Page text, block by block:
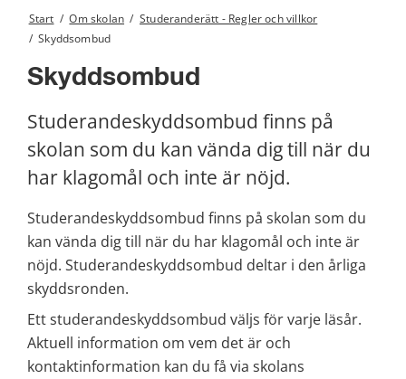
Start / Om skolan / Studeranderätt - Regler och villkor
/ Skyddsombud
Skyddsombud
Studerandeskyddsombud finns på
skolan som du kan vända dig till när du
har klagomål och inte är nöjd.
Studerandeskyddsombud finns på skolan som du
kan vända dig till när du har klagomål och inte är
nöjd. Studerandeskyddsombud deltar i den årliga
skyddsronden.
Ett studerandeskyddsombud väljs för varje läsår.
Aktuell information om vem det är och
kontaktinformation kan du få via skolans